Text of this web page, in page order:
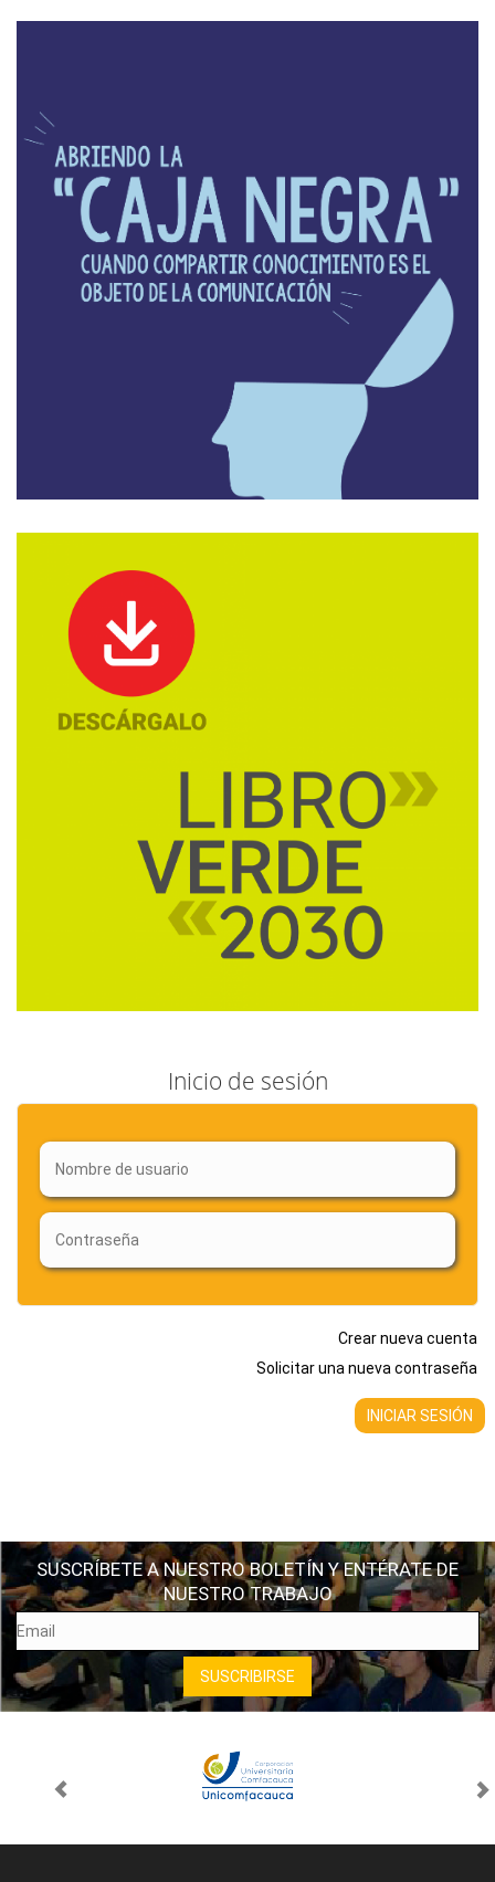
Inicio de sesión
Crear nueva cuenta
Solicitar una nueva contraseña
SUSCRÍBETE A NUESTRO BOLETÍN Y ENTÉRATE DE
NUESTRO TRABAJO